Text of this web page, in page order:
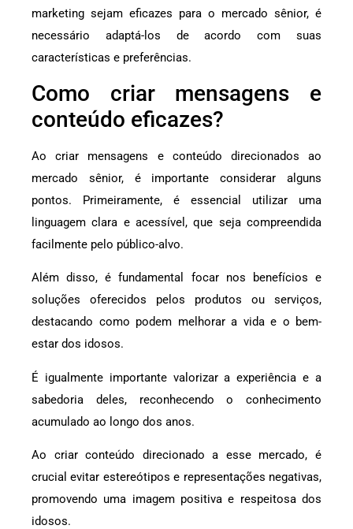
marketing sejam eficazes para o mercado sênior, é
necessário adaptá-los de acordo com suas
características e preferências.
Como criar mensagens e
conteúdo eficazes?
Ao criar mensagens e conteúdo direcionados ao
mercado sênior, é importante considerar alguns
pontos. Primeiramente, é essencial utilizar uma
linguagem clara e acessível, que seja compreendida
facilmente pelo público-alvo.
Além disso, é fundamental focar nos benefícios e
soluções oferecidos pelos produtos ou serviços,
destacando como podem melhorar a vida e o bem-
estar dos idosos.
É igualmente importante valorizar a experiência e a
sabedoria deles, reconhecendo o conhecimento
acumulado ao longo dos anos.
Ao criar conteúdo direcionado a esse mercado, é
crucial evitar estereótipos e representações negativas,
promovendo uma imagem positiva e respeitosa dos
idosos.